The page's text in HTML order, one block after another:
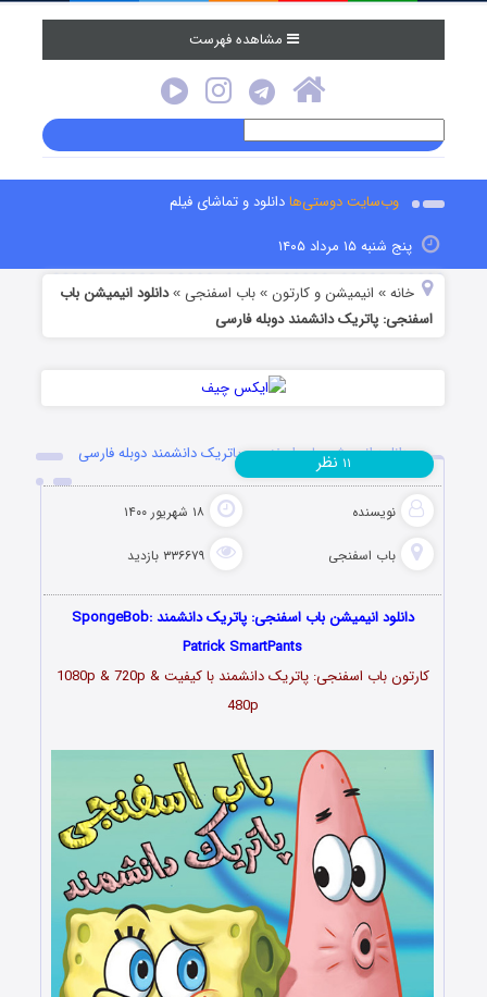
مشاهده فهرست
وب‌سایت دوستی‌هادانلود و تماشای فیلم
پنج شنبه ۱۵ مرداد ۱۴۰۵
خانه » انیمیشن و کارتون »باب اسفنجی »دانلود انیمیشن باب
اسفنجی: پاتریک دانشمند دوبله فارسی
دانلود انیمیشن باب اسفنجی: پاتریک دانشمند دوبله فارسی
نویسنده ۱۸ شهریور ۱۴۰۰
باب اسفنجی ۳۳۶۶۷۹ بازدید
۱۱ نظر
دانلود انیمیشن باب اسفنجی: پاتریک دانشمند SpongeBob:
Patrick SmartPants
کارتون باب اسفنجی: پاتریک دانشمند با کیفیت 1080p & 720p &
480p